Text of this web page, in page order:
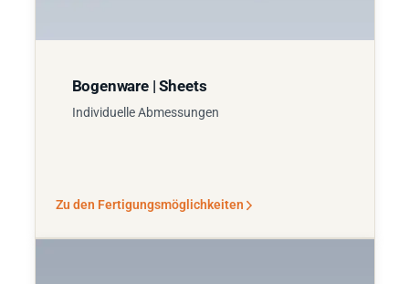
Bogenware | Sheets
Individuelle Abmessungen
Zu den Fertigungsmöglichkeiten